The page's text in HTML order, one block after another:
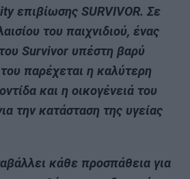
επιβίωσης SURVIVOR. Σε
του παιχνιδιού, ένας
Survivor υπέστη βαρύ
παρέχεται η καλύτερη
και η οικογένειά του
την κατάσταση της υγείας
κάθε προσπάθεια για